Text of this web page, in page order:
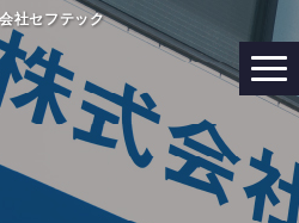
社セフテック